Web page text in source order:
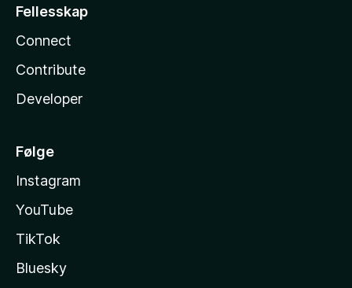
Fellesskap
Connect
Contribute
Developer
Følge
Instagram
YouTube
TikTok
Bluesky